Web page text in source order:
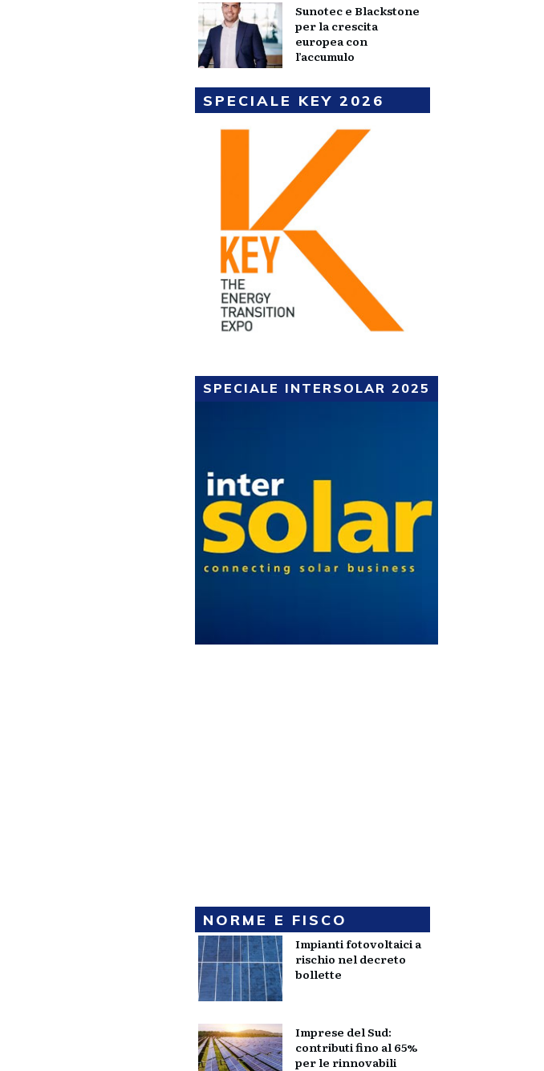
Sunotec e Blackstone
per la crescita
europea con
l’accumulo
SPECIALE KEY 2026
SPECIALE INTERSOLAR 2025
NORME E FISCO
Impianti fotovoltaici a
rischio nel decreto
bollette
Imprese del Sud:
contributi fino al 65%
per le rinnovabili